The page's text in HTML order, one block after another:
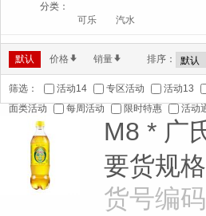
分类：
可乐
汽水
默认 价格 * 销量* 排序：
筛选： 活动14 专区活动 活动13
面类活动
每周活动 限时特惠 活动
M8 * 广
要货规
货号编